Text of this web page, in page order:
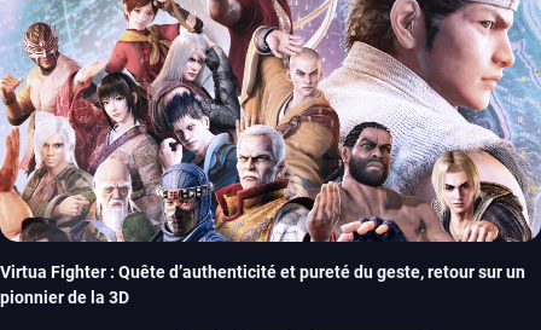
Virtua Fighter : Quête d’authenticité et pureté du geste, retour sur un
pionnier de la 3D